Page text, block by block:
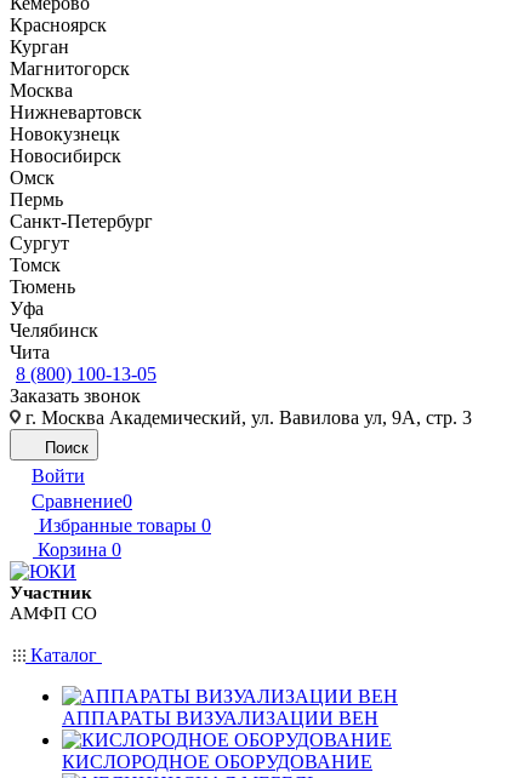
Красноярск
Курган
Магнитогорск
Москва
Нижневартовск
Новокузнецк
Новосибирск
Омск
Пермь
Санкт-Петербург
Сургут
Томск
Тюмень
Уфа
Челябинск
Чита
8 (800) 100-13-05
Заказать звонок
г. Москва Академический, ул. Вавилова ул, 9А, стр. 3
Поиск
Войти
Сравнение0
Избранные товары 0
Корзина 0
Участник
АМФП СО
Каталог
АППАРАТЫ ВИЗУАЛИЗАЦИИ ВЕН
КИСЛОРОДНОЕ ОБОРУДОВАНИЕ